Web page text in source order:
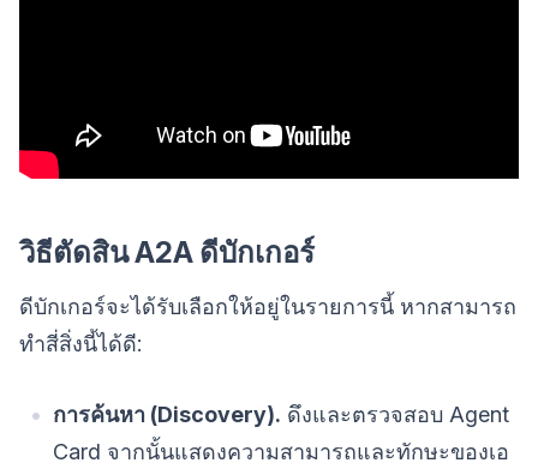
วิธีตัดสิน A2A ดีบักเกอร์
ดีบักเกอร์จะได้รับเลือกให้อยู่ในรายการนี้ หากสามารถ
ทำสี่สิ่งนี้ได้ดี:
การค้นหา (Discovery). ดึงและตรวจสอบ Agent
Card จากนั้นแสดงความสามารถและทักษะของเอ